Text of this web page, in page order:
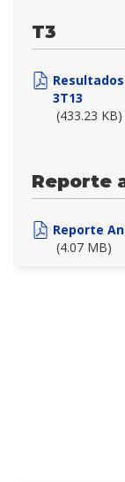
T3
Resultados
3T13
(433.23 KB)
Reporte
Reporte
(4.07 MB)